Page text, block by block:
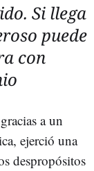
Si llega
puede
con
a un
ejerció una
despropósitos